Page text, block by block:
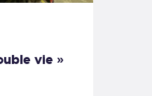
vie »